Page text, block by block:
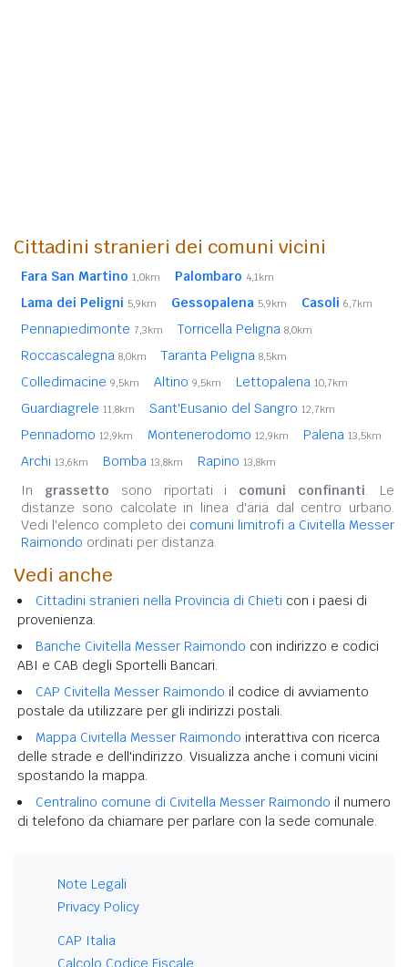
Cittadini stranieri dei comuni vicini
Fara San Martino 1,0km Palombaro 4,1km
Lama dei Peligni 5,9km Gessopalena 5,9km Casoli 6,7km
Pennapiedimonte 7,3km Torricella Peligna 8,0km
Roccascalegna 8,0km Taranta Peligna 8,5km
Colledimacine 9,5km Altino 9,5km Lettopalena 10,7km
Guardiagrele 11,8km Sant'Eusanio del Sangro 12,7km
Pennadomo 12,9km Montenerodomo 12,9km Palena 13,5km
Archi 13,6km Bomba 13,8km Rapino 13,8km
In grassetto sono riportati i comuni confinanti. Le
distanze sono calcolate in linea d'aria dal centro urbano.
Vedi l'elenco completo dei comuni limitrofi a Civitella Messer
Raimondo ordinati per distanza.
Vedi anche
Cittadini stranieri nella Provincia di Chieti con i paesi di
provenienza.
Banche Civitella Messer Raimondo con indirizzo e codici
ABI e CAB degli Sportelli Bancari.
CAP Civitella Messer Raimondo il codice di avviamento
postale da utilizzare per gli indirizzi postali.
Mappa Civitella Messer Raimondo interattiva con ricerca
delle strade e dell'indirizzo. Visualizza anche i comuni vicini
spostando la mappa.
Centralino comune di Civitella Messer Raimondo il numero
di telefono da chiamare per parlare con la sede comunale.
Note Legali
Privacy Policy
CAP Italia
Calcolo Codice Fiscale